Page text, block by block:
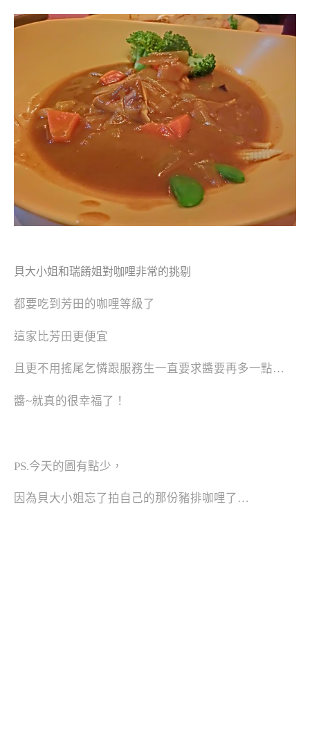
貝大小姐和瑞餚姐對咖哩非常的挑剔
都要吃到芳田的咖哩等級了
這家比芳田更便宜
且更不用搖尾乞憐跟服務生一直要求醬要再多一點…
醬~就真的很幸福了！
PS.今天的圖有點少，
因為貝大小姐忘了拍自己的那份豬排咖哩了…